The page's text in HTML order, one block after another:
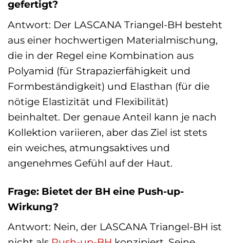
gefertigt?
Antwort: Der LASCANA Triangel-BH besteht
aus einer hochwertigen Materialmischung,
die in der Regel eine Kombination aus
Polyamid (für Strapazierfähigkeit und
Formbeständigkeit) und Elasthan (für die
nötige Elastizität und Flexibilität)
beinhaltet. Der genaue Anteil kann je nach
Kollektion variieren, aber das Ziel ist stets
ein weiches, atmungsaktives und
angenehmes Gefühl auf der Haut.
Frage: Bietet der BH eine Push-up-
Wirkung?
Antwort: Nein, der LASCANA Triangel-BH ist